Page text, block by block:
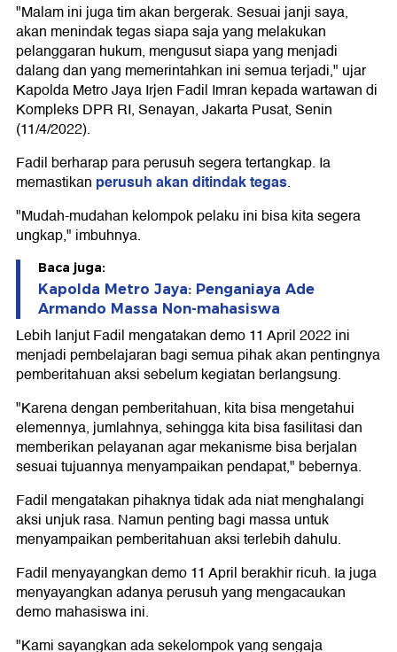
"Malam ini juga tim akan bergerak. Sesuai janji saya,
akan menindak tegas siapa saja yang melakukan
pelanggaran hukum, mengusut siapa yang menjadi
dalang dan yang memerintahkan ini semua terjadi," ujar
Kapolda Metro Jaya Irjen Fadil Imran kepada wartawan di
Kompleks DPR RI, Senayan, Jakarta Pusat, Senin
(11/4/2022).
Fadil berharap para perusuh segera tertangkap. Ia
memastikan perusuh akan ditindak tegas.
"Mudah-mudahan kelompok pelaku ini bisa kita segera
ungkap," imbuhnya.
Baca juga:
Kapolda Metro Jaya: Penganiaya Ade
Armando Massa Non-mahasiswa
Lebih lanjut Fadil mengatakan demo 11 April 2022 ini
menjadi pembelajaran bagi semua pihak akan pentingnya
pemberitahuan aksi sebelum kegiatan berlangsung.
"Karena dengan pemberitahuan, kita bisa mengetahui
elemennya, jumlahnya, sehingga kita bisa fasilitasi dan
memberikan pelayanan agar mekanisme bisa berjalan
sesuai tujuannya menyampaikan pendapat," bebernya.
Fadil mengatakan pihaknya tidak ada niat menghalangi
aksi unjuk rasa. Namun penting bagi massa untuk
menyampaikan pemberitahuan aksi terlebih dahulu.
Fadil menyayangkan demo 11 April berakhir ricuh. Ia juga
menyayangkan adanya perusuh yang mengacaukan
demo mahasiswa ini.
"Kami sayangkan ada sekelompok yang sengaja